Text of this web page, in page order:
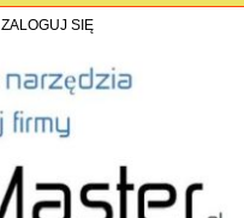
ZALOGUJ SIĘ